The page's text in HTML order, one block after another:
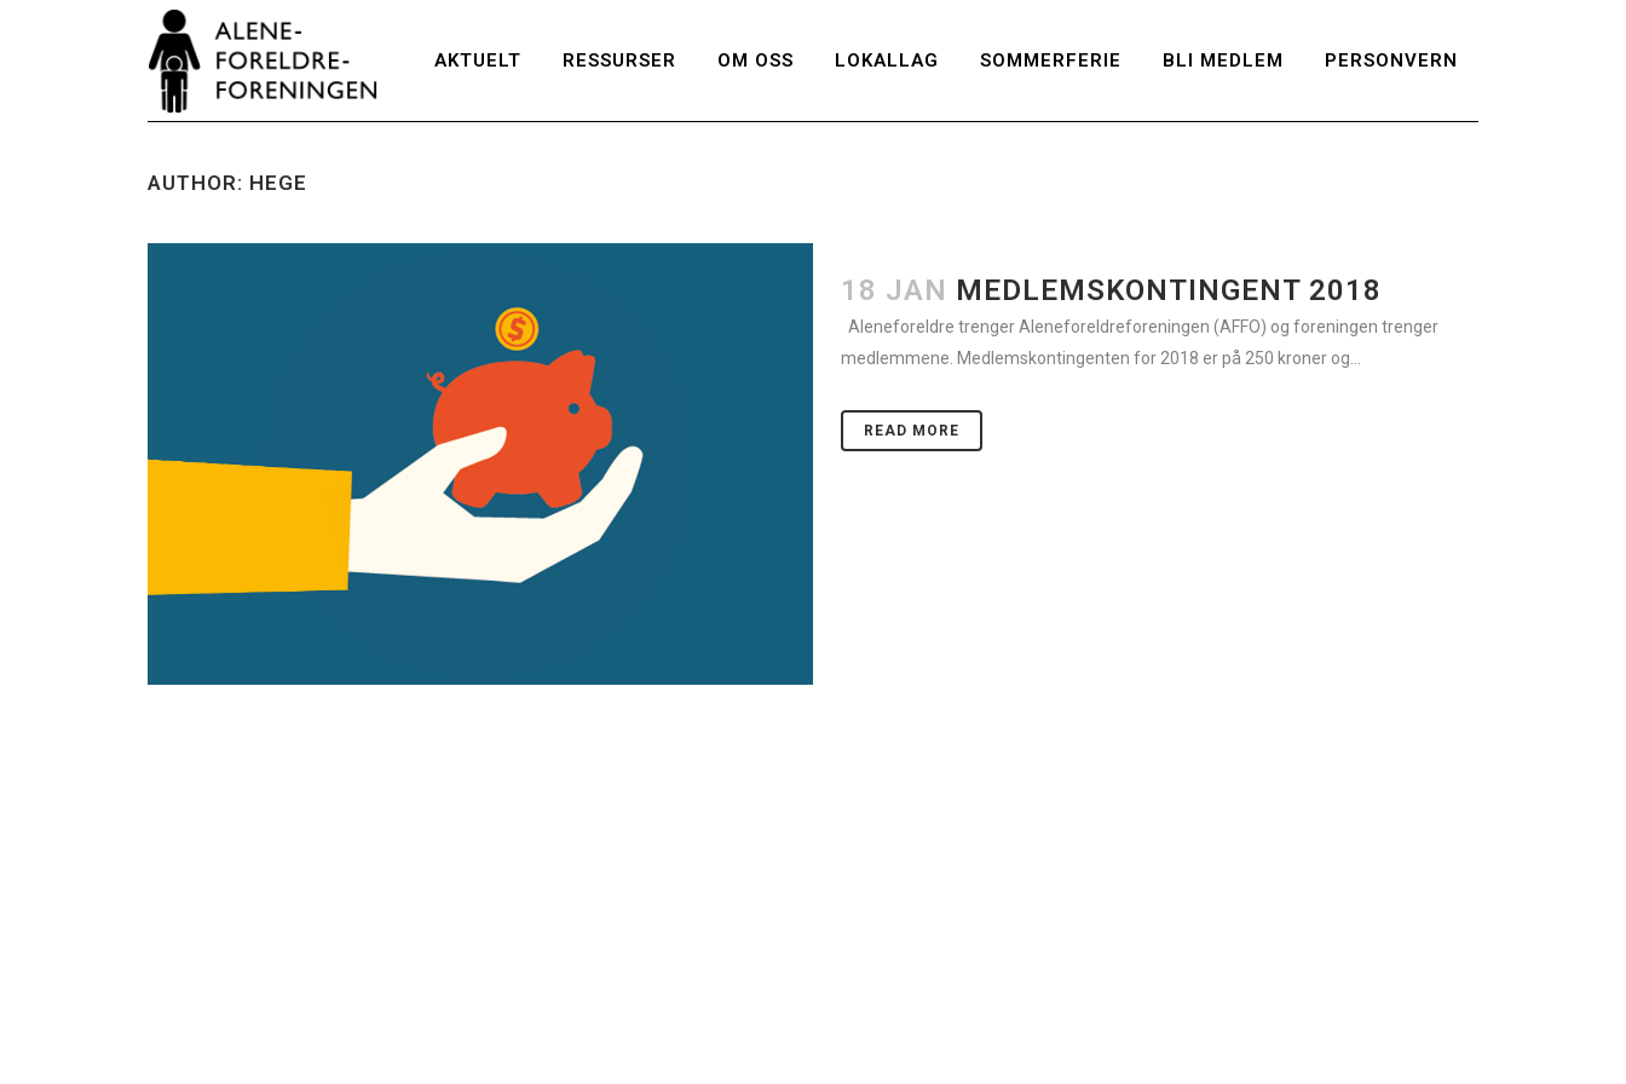
AKTUELT RESSURSER OM OSS LOKALLAG SOMMERFERIE BLI MEDLEM PERSONVERN
AUTHOR: HEGE
18 JAN MEDLEMSKONTINGENT 2018
Aleneforeldre trenger Aleneforeldreforeningen (AFFO) og foreningen trenger
medlemmene. Medlemskontingenten for 2018 er på 250 kroner og...
READ MORE